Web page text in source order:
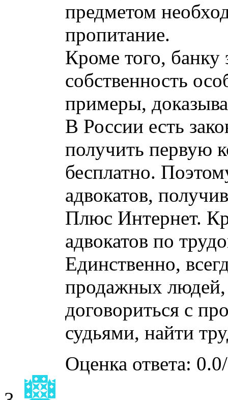
предметом
пропитание.
Кроме того, банку
собственность
примеры,
В России есть
получить первую
бесплатно.
адвокатов,
Плюс Интернет.
адвокатов по
Единственно,
продажных людей,
договориться с
судьями, найти
Оценка ответа: 0.0/